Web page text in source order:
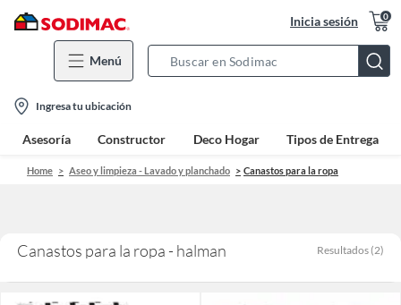
Inicia sesión 0
Menú
Bar
location-
icon
Ingresa tu ubicación
Asesoría Constructor Deco Hogar Tipos de Entrega
Home Aseo y limpieza - Lavado y planchado Canastos para la ropa
Canastos para la ropa - halman Resultados (2)